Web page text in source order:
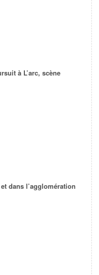
à L’arc, scène
dans l’agglomération